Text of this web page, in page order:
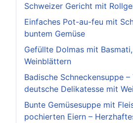
Schweizer Gericht mit
Einfaches Pot-au-feu mit
buntem Gemüse
Gefüllte Dolmas mit
Weinblättern
Badische Schneckensuppe
deutsche Delikatesse mit
Bunte Gemüsesuppe mit
pochierten Eiern –